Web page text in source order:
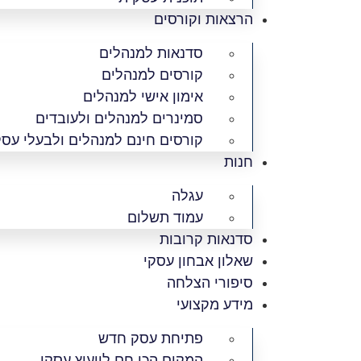
הרצאות וקורסים
סדנאות למנהלים
קורסים למנהלים
אימון אישי למנהלים
סמינרים למנהלים ולעובדים
קורסים חינם למנהלים ולבעלי
חנות
עגלה
עמוד תשלום
סדנאות קרובות
שאלון אבחון עסקי
סיפורי הצלחה
מידע מקצועי
פתיחת עסק חדש